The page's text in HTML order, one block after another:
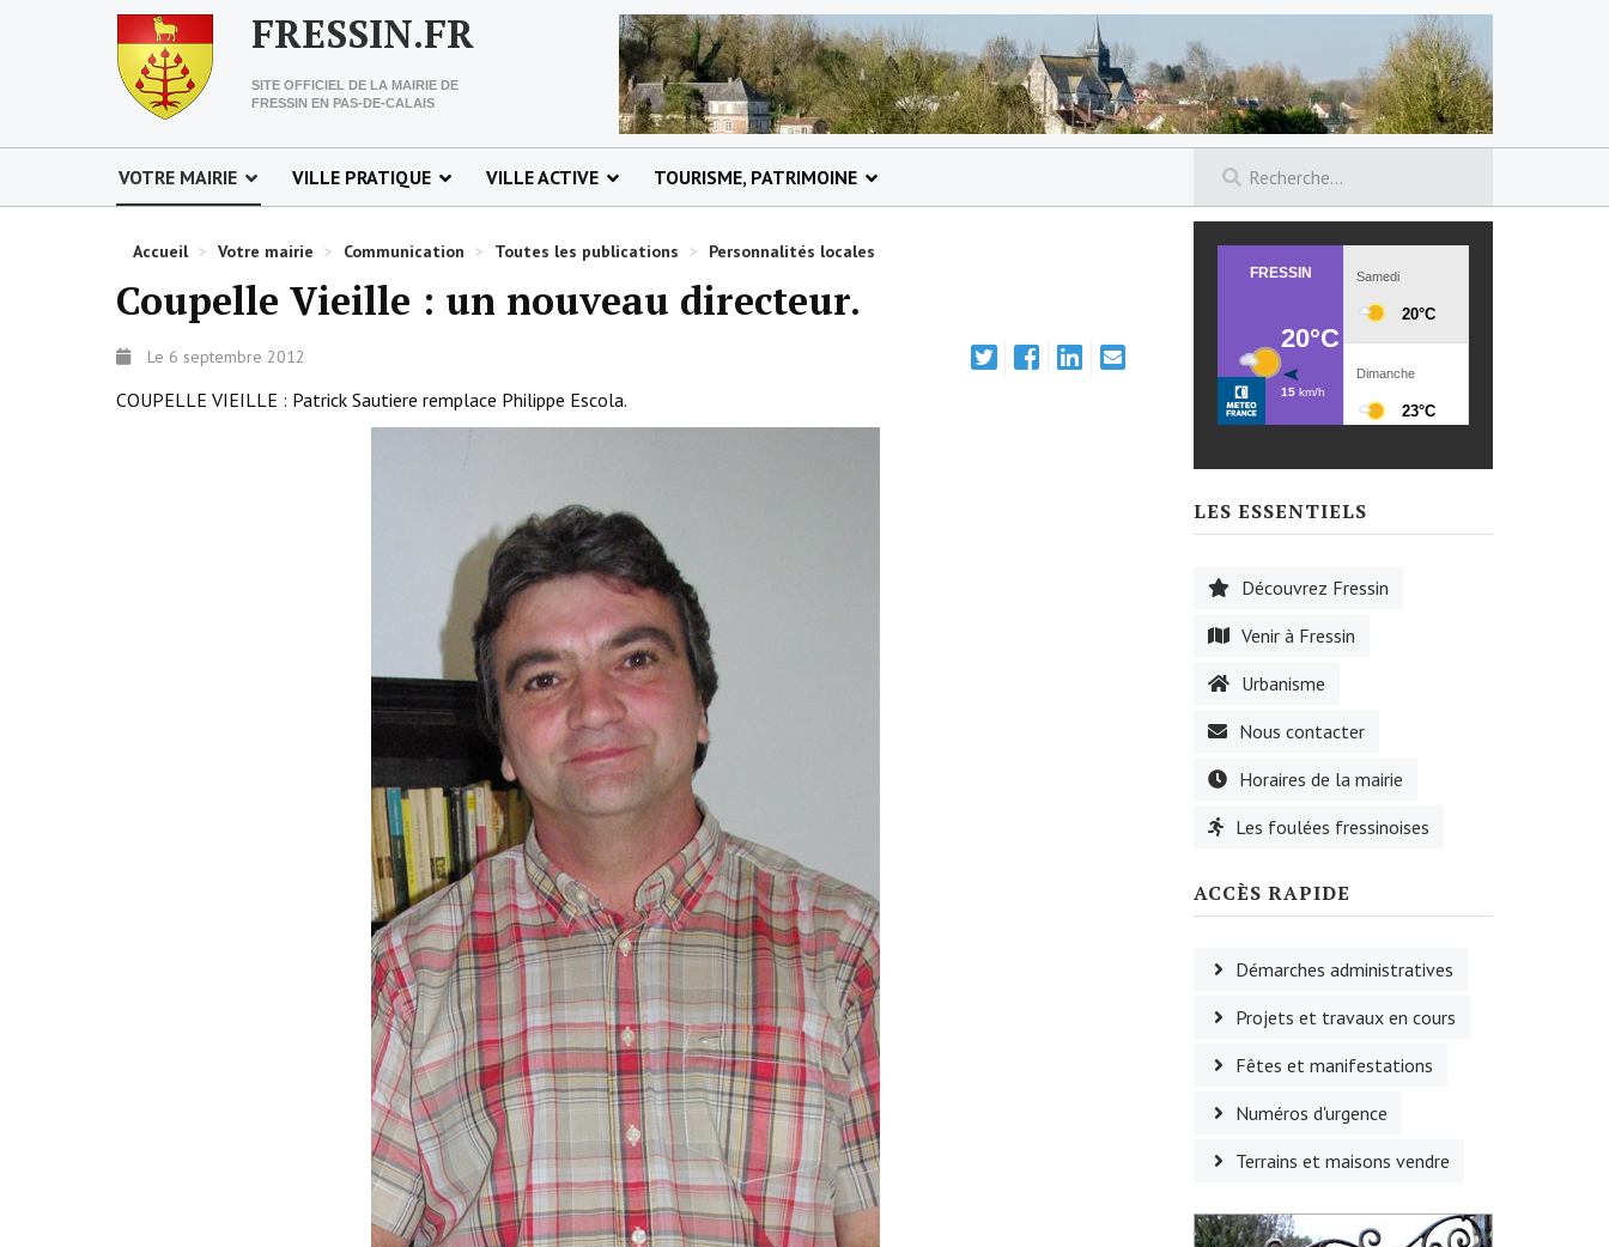
FRESSIN.FR
SITE OFFICIEL DE LA MAIRIE DE
FRESSIN EN PAS-DE-CALAIS
VOTRE MAIRIE VILLE PRATIQUE VILLE ACTIVE TOURISME, PATRIMOINE
Accueil > Votre mairie > Communication > Toutes les publications > Personnalités locales
Coupelle Vieille : un nouveau directeur.
Le 6 septembre 2012
COUPELLE VIEILLE : Patrick Sautiere remplace Philippe Escola.
LES ESSENTIELS
Découvrez Fressin
Venir à Fressin
Urbanisme
Nous contacter
Horaires de la mairie
Les foulées fressinoises
ACCÈS RAPIDE
Démarches administratives
Projets et travaux en cours
Fêtes et manifestations
Numéros d'urgence
Terrains et maisons vendre